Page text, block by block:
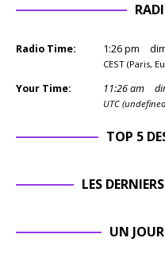
Radio Time: 1:26pm
CEST (Paris,
Your Time: 11:26am
UTC
TOP 5
LES
UN